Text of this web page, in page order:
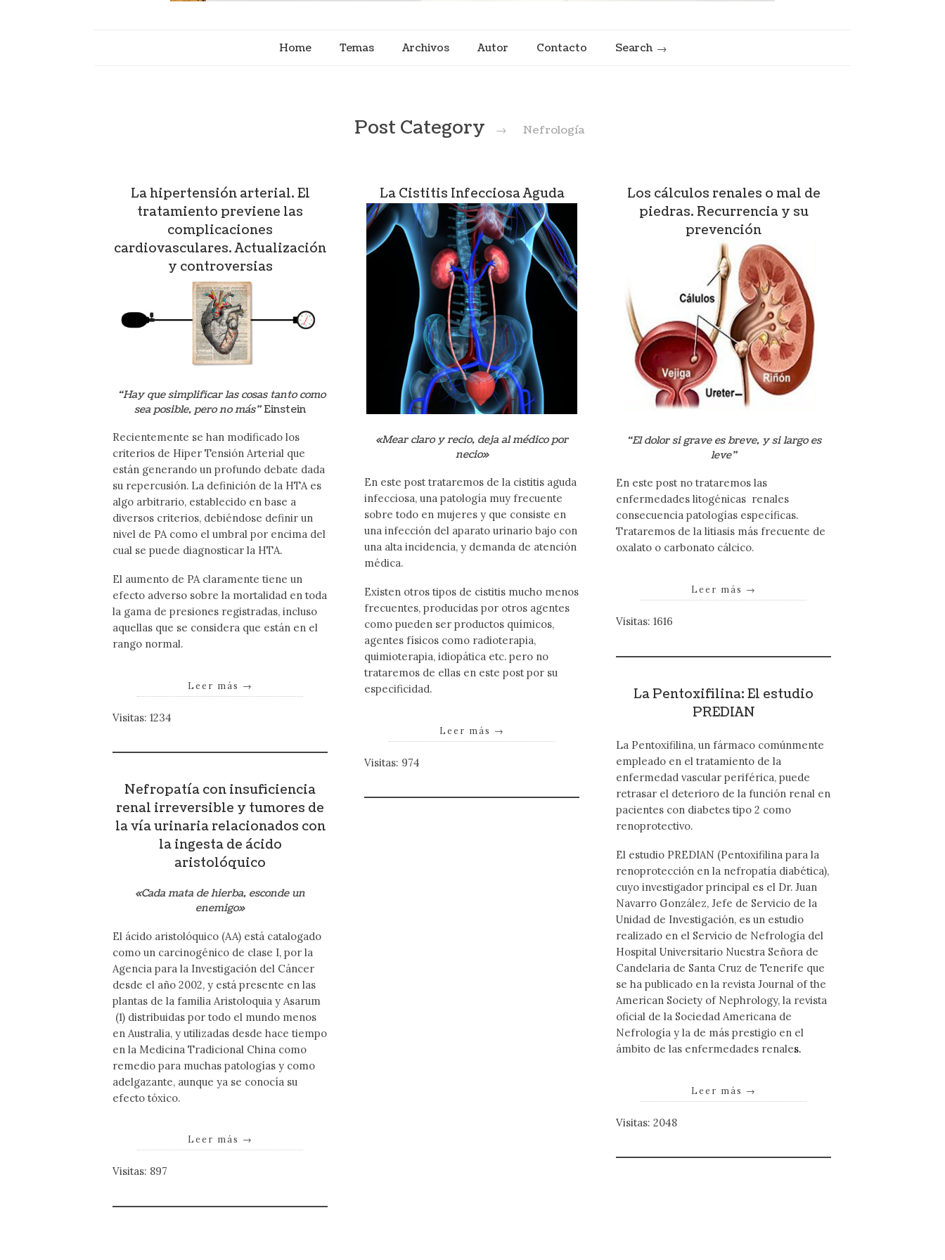
Home Temas Archivos Autor Contacto Search
Post Category → Nefrología
La hipertensión arterial. El
tratamiento previene las
complicaciones
cardiovasculares. Actualización
y controversias
“Hay que simplificar las cosas tanto como
sea posible, pero no más”Einstein
Recientemente se han modificado los
criterios de Hiper Tensión Arterial que
están generando un profundo debate dada
su repercusión. La definición de la HTA es
algo arbitrario, establecido en base a
diversos criterios, debiéndose definir un
nivel de PA como el umbral por encima del
cual se puede diagnosticar la HTA.
El aumento de PA claramente tiene un
efecto adverso sobre la mortalidad en toda
la gama de presiones registradas, incluso
aquellas que se considera que están en el
rango normal.
Leer más →
Visitas: 1234
La Cistitis Infecciosa Aguda
«Mear claro y recio, deja al médico por
necio»
En este post trataremos de la cistitis aguda
infecciosa, una patología muy frecuente
sobre todo en mujeres y que consiste en
una infección del aparato urinario bajo con
una alta incidencia, y demanda de atención
médica.
Existen otros tipos de cistitis mucho menos
frecuentes, producidas por otros agentes
como pueden ser productos químicos,
agentes físicos como radioterapia,
quimioterapia, idiopática etc. pero no
trataremos de ellas en este post por su
especificidad.
Leer más →
Visitas: 974
Los cálculos renales o mal de
piedras. Recurrencia y su
prevención
“El dolor si grave es breve, y si largo es
leve”
En este post no trataremos las
enfermedades litogénicas renales
consecuencia patologías específicas.
Trataremos de la litiasis más frecuente de
oxalato o carbonato cálcico.
Leer más →
Visitas: 1616
La Pentoxifilina: El estudio
PREDIAN
La Pentoxifilina, un fármaco comúnmente
empleado en el tratamiento de la
enfermedad vascular periférica, puede
retrasar el deterioro de la función renal en
pacientes con diabetes tipo 2 como
renoprotectivo.
El estudio PREDIAN (Pentoxifilina para la
renoprotección en la nefropatía diabética),
cuyo investigador principal es el Dr. Juan
Navarro González, Jefe de Servicio de la
Unidad de Investigación, es un estudio
realizado en el Servicio de Nefrología del
Hospital Universitario Nuestra Señora de
Candelaria de Santa Cruz de Tenerife que
se ha publicado en la revista Journal of the
American Society of Nephrology, la revista
oficial de la Sociedad Americana de
Nefrología y la de más prestigio en el
ámbito de las enfermedades renales.
Leer más →
Visitas: 2048
Nefropatía con insuficiencia
renal irreversible y tumores de
la vía urinaria relacionados con
la ingesta de ácido
aristolóquico
«Cada mata de hierba, esconde un
enemigo»
El ácido aristolóquico (AA) está catalogado
como un carcinogénico de clase I, por la
Agencia para la Investigación del Cáncer
desde el año 2002, y está presente en las
plantas de la familia Aristoloquia y Asarum
(1) distribuidas por todo el mundo menos
en Australia, y utilizadas desde hace tiempo
en la Medicina Tradicional China como
remedio para muchas patologías y como
adelgazante, aunque ya se conocía su
efecto tóxico.
Leer más →
Visitas: 897